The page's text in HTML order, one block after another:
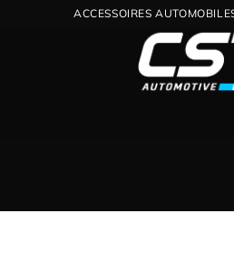
ACCESSOIRES